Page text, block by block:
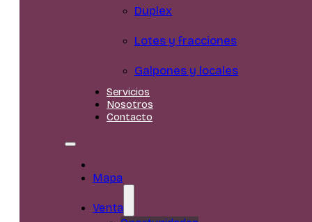
Duplex
Lotes y fracciones
Galpones y locales
Servicios
Nosotros
Contacto
Mapa
Venta